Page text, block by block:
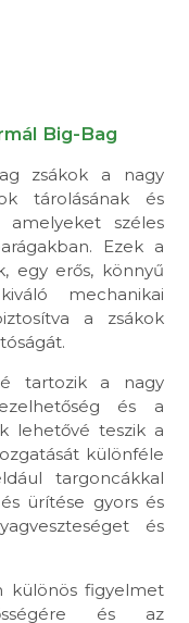
Big-Bag
zsákok a nagy
tárolásának és
amelyeket széles
Ezek a
egy erős, könnyű
mechanikai
a zsákok
tartozik a nagy
és a
lehetővé teszik a
különféle
targoncákkal
ürítése gyors és
és
különös figyelmet
és az